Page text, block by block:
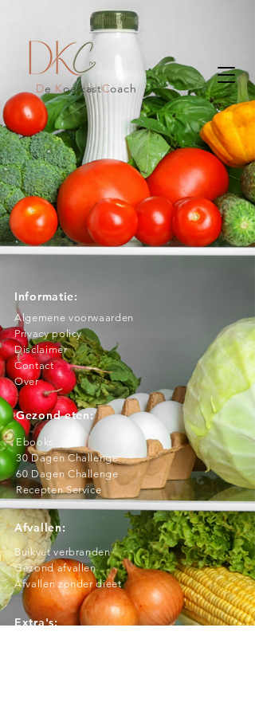
De KoelkastCoach
Informatie:
Algemene voorwaarden
Privacy policy
Disclaimer
Contact
Over
Gezond eten:
Ebooks
30 Dagen Challenge
60 Dagen Challenge
Recepten Service
Afvallen:
Buikvet verbranden
Gezond afvallen
Afvallen zonder dieet
Extra's: